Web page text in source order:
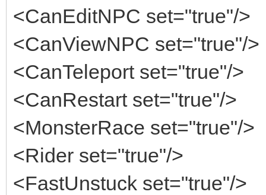
<CanEditNPC set="true"/>
<CanViewNPC set="true"/>
<CanTeleport set="true"/>
<CanRestart set="true"/>
<MonsterRace set="true"/>
<Rider set="true"/>
<FastUnstuck set="true"/>